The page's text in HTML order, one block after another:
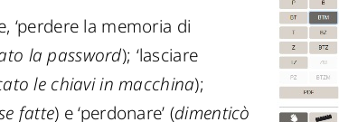
‘perdere la memoria di
la password); ‘lasciare
le chiavi in macchina);
fatte) e ‘perdonare’ (dimenticò